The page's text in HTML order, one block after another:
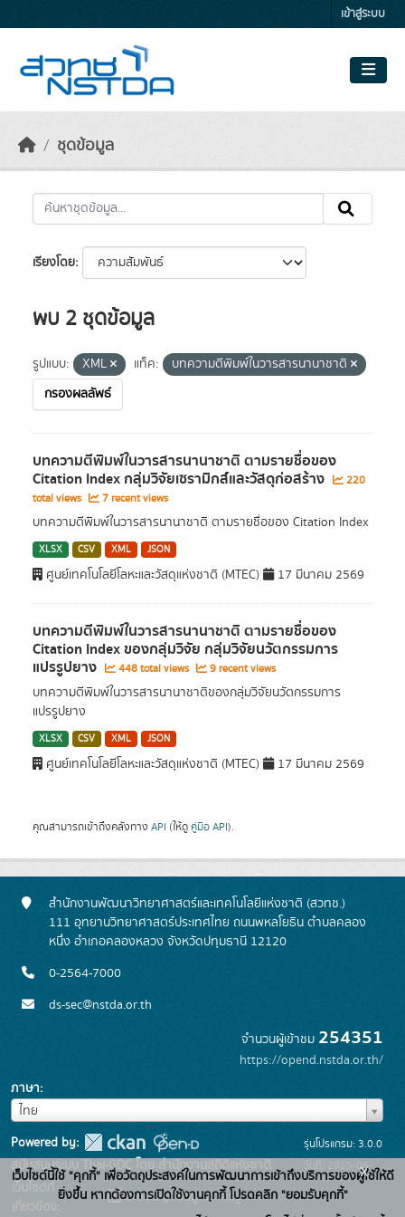
เข้าสู่ระบบ
ชุดข้อมูล
เรียงโดย
พบ 2 ชุดข้อมูล
รูปแบบ: XML แท็ค:
บทความตีพิมพ์ในวารสารนานาชาติ
กรองผลลัพธ์
บทความตีพิมพ์ในวารสารนานาชาติ ตามรายชื่อของ
Citation Index กลุ่มวิจัยเซรามิกส์และวัสดุก่อสร้าง
220
total views
7 recent views
บทความตีพิมพ์ในวารสารนานาชาติ ตามรายชื่อของ Citation Index
XLSX CSV XML JSON
ศูนย์เทคโนโลยีโลหะและวัสดุแห่งชาติ (MTEC) 17 มีนาคม 2569
บทความตีพิมพ์ในวารสารนานาชาติ ตามรายชื่อของ
Citation Index ของกลุ่มวิจัย กลุ่มวิจัยนวัตกรรมการ
แปรรูปยาง 448 total views 9 recent views
บทความตีพิมพ์ในวารสารนานาชาติของกลุ่มวิจัยนวัตกรรมการ
แปรรูปยาง
XLSX CSV XML JSON
ศูนย์เทคโนโลยีโลหะและวัสดุแห่งชาติ (MTEC) 17 มีนาคม 2569
คุณสามารถเข้าถึงคลังทาง API (ให้ดู คู่มือ API).
สำนักงานพัฒนาวิทยาศาสตร์และเทคโนโลยีแห่งชาติ (สวทช.)
111 อุทยานวิทยาศาสตร์ประเทศไทย ถนนพหลโยธิน ตำบลคลอง
หนึ่ง อำเภอคลองหลวง จังหวัดปทุมธานี 12120
0-2564-7000
ds-sec@nstda.or.th
จำนวนผู้เข้าชม 254351
https://opend.nstda.or.th/
ภาษา
ไทย
ภาษา
Powered by:
สนับสนุนระบบ Thai-GDC โดย สำนักงานสถิติแห่งชาติ
เว็บไซต์ที่
เกี่ยวข้อง:
ระบบบัญชีข้อมูลภาครัฐ
รุ่นโปรแกรม: 3.0.0
วันที่: 2025-06-
26
เว็บไซต์นี้ใช้ "คุกกี้" เพื่อวัตถุประสงค์ในการพัฒนาการเข้าถึงบริการของผู้ใช้ให้ดี
ยิ่งขึ้น หากต้องการเปิดใช้งานคุกกี้ โปรดคลิก "ยอมรับคุกกี้"
x